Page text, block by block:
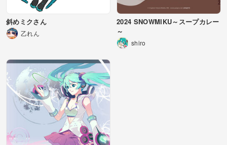
斜めミクさん
乙れん
2024 SNOWMIKU～スープカレー
～
shiro